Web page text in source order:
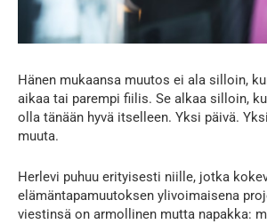
Hänen mukaansa muutos ei ala silloin,
aikaa tai parempi fiilis. Se alkaa silloin,
olla tänään hyvä itselleen. Yksi päivä.
muuta.
Herlevi puhuu erityisesti niille, jotka
elämäntapamuutoksen ylivoimaisena
viestinsä on armollinen mutta napakka: